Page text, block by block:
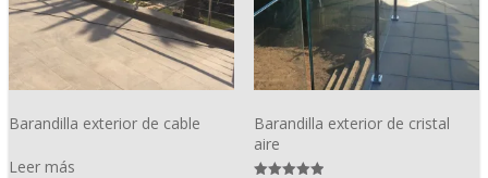
Barandilla exterior de cable
Leer más
Barandilla exterior de cristal
aire